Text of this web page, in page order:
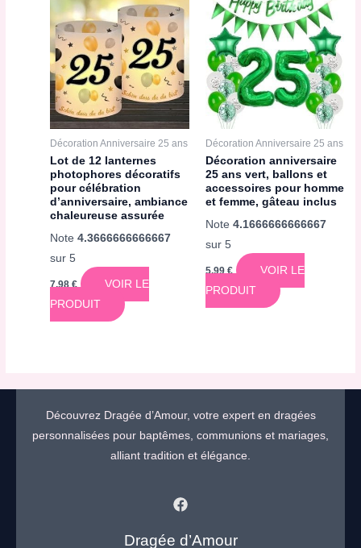
Décoration Anniversaire 25 ans
Lot de 12 lanternes
photophores décoratifs
pour célébration
d’anniversaire, ambiance
chaleureuse assurée
Note4.3666666666667
sur 5
7,98€
VOIR LE
PRODUIT
Décoration Anniversaire 25 ans
Décoration anniversaire
25 ans vert, ballons et
accessoires pour homme
et femme, gâteau inclus
Note 4.1666666666667
sur 5
5,99€
VOIR LE
PRODUIT
Découvrez Dragée d’Amour, votre expert en dragées
personnalisées pour baptêmes, communions et mariages,
alliant tradition et élégance.
Dragée d’Amour